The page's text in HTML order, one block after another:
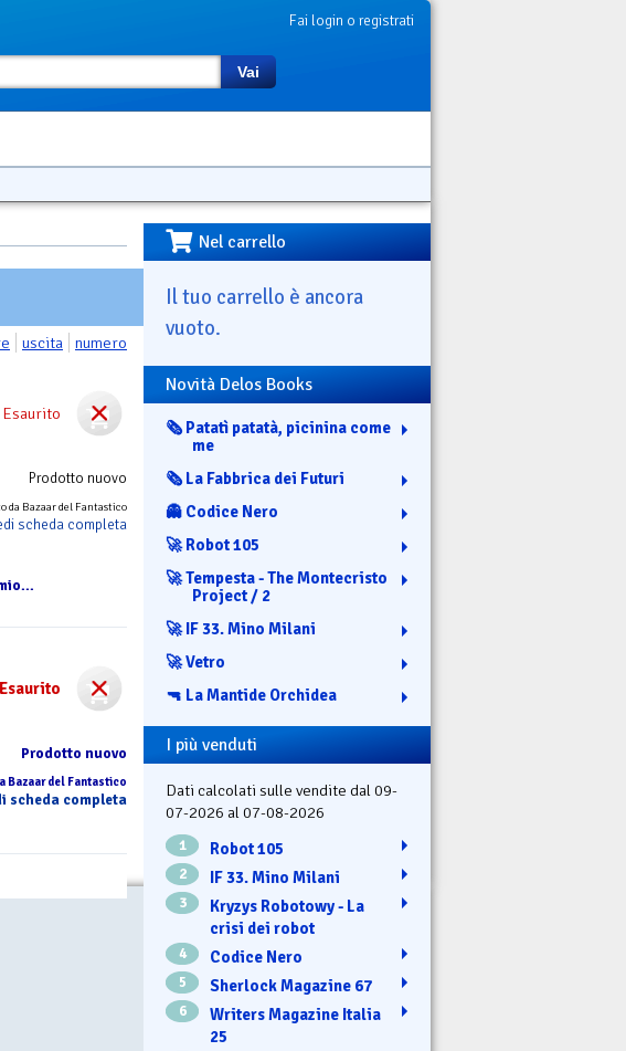
Fai login o registrati
Vai
uscita numero
Esaurito
Prodotto nuovo
da Bazaar del Fantastico
scheda completa
Esaurito
Prodotto nuovo
Bazaar del Fantastico
scheda completa
Nel carrello
Il tuo carrello è ancora
vuoto.
Novità Delos Books
🗞️ Patatì patatà, picinina come
me
🗞️ La Fabbrica dei Futuri
👻 Codice Nero
🚀 Robot 105
🚀 Tempesta - The Montecristo
Project / 2
🚀 IF 33. Mino Milani
🚀 Vetro
🔫 La Mantide Orchidea
I più venduti
Dati calcolati sulle vendite dal 09-
07-2026 al 07-08-2026
1 Robot 105
2 IF 33. Mino Milani
3
Kryzys Robotowy - La
crisi dei robot
4 Codice Nero
5 Sherlock Magazine 67
6
Writers Magazine Italia
25